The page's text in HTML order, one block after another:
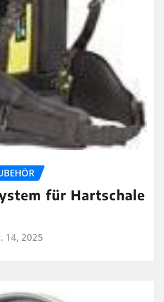
für Hartschale
14, 2025